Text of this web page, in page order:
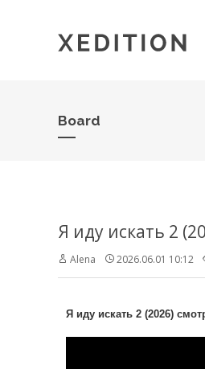
Board
Я иду искать 2
Alena 2026.06.01 10:12
Я иду искать 2 (2026)